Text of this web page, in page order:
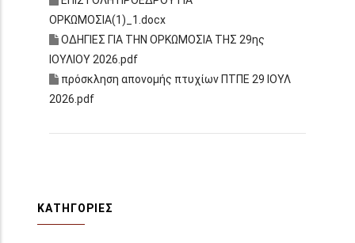
ΟΡΚΩΜΟΣΙΑ(1)_1.docx
ΟΔΗΓΙΕΣ ΓΙΑ ΤΗΝ ΟΡΚΩΜΟΣΙΑ ΤΗΣ 29ης
ΙΟΥΛΙΟΥ 2026.pdf
πρόσκληση απονομής πτυχίων ΠΤΠΕ 29 ΙΟΥΛ
2026.pdf
ΚΑΤΗΓΟΡΙΕΣ